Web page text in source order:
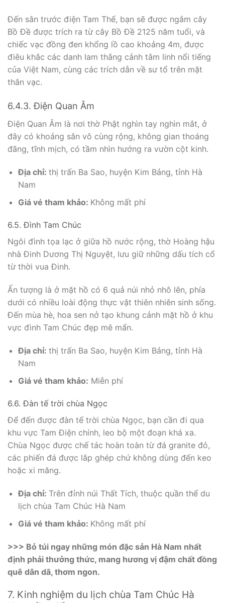
Đến sân trước điện Tam Thế, bạn sẽ được ngắm cây
Bồ Đề được trích ra từ cây Bồ Đề 2125 năm tuổi, và
chiếc vạc đồng đen khổng lồ cao khoảng 4m, được
điêu khắc các danh lam thắng cảnh tâm linh nổi tiếng
của Việt Nam, cùng các trích dẫn về sư tổ trên mặt
thân vạc.
6.4.3. Điện Quan Âm
Điện Quan Âm là nơi thờ Phật nghìn tay nghìn mắt, ở
đây có khoảng sân vô cùng rộng, không gian thoáng
đãng, tĩnh mịch, có tầm nhìn hướng ra vườn cột kinh.
Địa chỉ: thị trấn Ba Sao, huyện Kim Bảng, tỉnh Hà
Nam
Giá vé tham khảo: Không mất phí
6.5. Đình Tam Chúc
Ngôi đình tọa lạc ở giữa hồ nước rộng, thờ Hoàng hậu
nhà Đinh Dương Thị Nguyệt, lưu giữ những dấu tích cổ
từ thời vua Đinh.
Ấn tượng là ở mặt hồ có 6 quả núi nhỏ nhô lên, phía
dưới có nhiều loài động thực vật thiên nhiên sinh sống.
Đến mùa hè, hoa sen nở tạo khung cảnh mặt hồ ở khu
vực đình Tam Chúc đẹp mê mẩn.
Địa chỉ: thị trấn Ba Sao, huyện Kim Bảng, tỉnh Hà
Nam
Giá vé tham khảo: Miễn phí
6.6. Đàn tế trời chùa Ngọc
Để đến được đàn tế trời chùa Ngọc, bạn cần đi qua
khu vực Tam Điện chính, leo bộ một đoạn khá xa.
Chùa Ngọc được chế tác hoàn toàn từ đá granite đỏ,
các phiến đá được lắp ghép chứ không dùng đến keo
hoặc xi măng.
Địa chỉ: Trên đỉnh núi Thất Tích, thuộc quần thể du
lịch chùa Tam Chúc Hà Nam
Giá vé tham khảo: Không mất phí
>>> Bỏ túi ngay những món đặc sản Hà Nam nhất
định phải thưởng thức, mang hương vị đậm chất đồng
quê dân dã, thơm ngon.
7. Kinh nghiệm du lịch chùa Tam Chúc Hà